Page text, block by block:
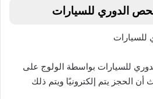
الدوري للسيارات
للسيارات بواسطة الولوج على
الحجز يتم إلكترونيًا ويتم ذلك